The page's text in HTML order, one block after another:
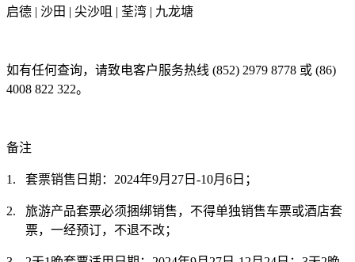
启德 | 沙田 | 尖沙咀 | 荃湾 | 九龙塘
如有任何查询，请致电客户服务热线 (852) 2979 8778 或 (86)
4008 822 322。
备注
1. 套票销售日期： 2024年9月 27 日 -10月 6 日；
2.
旅游产品套票必须捆绑销售，不得单独销售车票或酒店套
票，一经预订，不退不改；